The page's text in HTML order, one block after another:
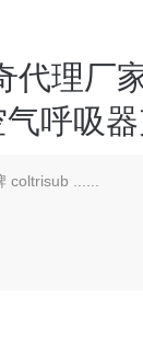
代理厂
呼吸
coltrisub ......